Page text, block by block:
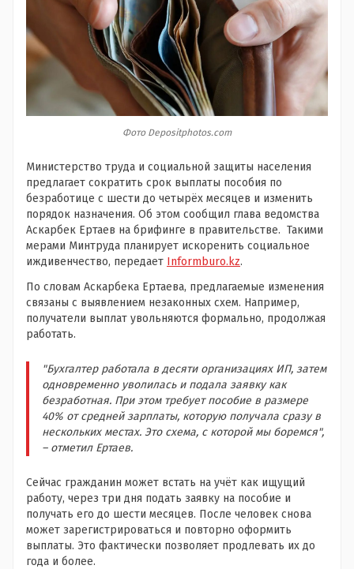
Фото Depositphotos.com
Министерство труда и социальной защиты населения
предлагает сократить срок выплаты пособия по
безработице с шести до четырёх месяцев и изменить
порядок назначения. Об этом сообщил глава ведомства
Аскарбек Ертаев на брифинге в правительстве. Такими
мерами Минтруда планирует искоренить социальное
иждивенчество, передает Informburo.kz.
По словам Аскарбека Ертаева, предлагаемые изменения
связаны с выявлением незаконных схем. Например,
получатели выплат увольняются формально, продолжая
работать.
"Бухгалтер работала в десяти организациях ИП, затем
одновременно уволилась и подала заявку как
безработная. При этом требует пособие в размере
40% от средней зарплаты, которую получала сразу в
нескольких местах. Это схема, с которой мы боремся",
– отметил Ертаев.
Сейчас гражданин может встать на учёт как ищущий
работу, через три дня подать заявку на пособие и
получать его до шести месяцев. После человек снова
может зарегистрироваться и повторно оформить
выплаты. Это фактически позволяет продлевать их до
года и более.